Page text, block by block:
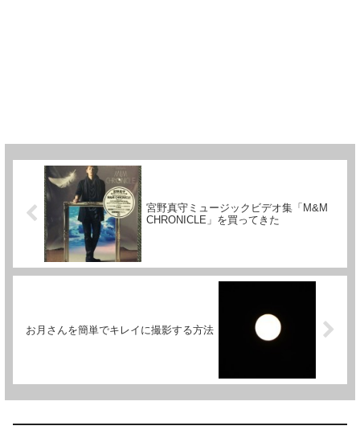
宮野真守ミュージックビデオ集「M&M
CHRONICLE」を買ってきた
お月さんを簡単でキレイに撮影する方法